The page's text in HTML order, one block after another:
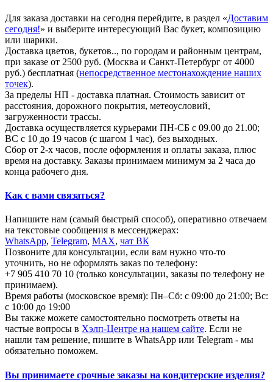
Для заказа доставки на сегодня перейдите, в раздел «Доставим
сегодня!» и выберите интересующий Вас букет, композицию
или шарики.
Доставка цветов, букетов.., по городам и районным центрам,
при заказе от 2500 руб. (Москва и Санкт-Петербург от 4000
руб.) бесплатная (непосредственное местонахождение наших
точек).
За пределы НП - доставка платная. Стоимость зависит от
расстояния, дорожного покрытия, метеоусловий,
загруженности трассы.
Доставка осуществляется курьерами ПН-СБ с 09.00 до 21.00;
ВС с 10 до 19 часов (с шагом 1 час), без выходных.
Сбор от 2-х часов, после оформления и оплаты заказа, плюс
время на доставку. Заказы принимаем минимум за 2 часа до
конца рабочего дня.
Как с вами связаться?
Напишите нам (самый быстрый способ), оперативно отвечаем
на текстовые сообщения в мессенджерах:
WhatsApp, Telegram, МАХ, чат ВК
Позвоните для консультации, если вам нужно что-то
уточнить, но не оформлять заказ по телефону:
+7 905 410 70 10 (только консультации, заказы по телефону не
принимаем).
Время работы (московское время): Пн–Сб: с 09:00 до 21:00; Вс:
с 10:00 до 19:00
Вы также можете самостоятельно посмотреть ответы на
частые вопросы в Хэлп-Центре на нашем сайте. Если не
нашли там решение, пишите в WhatsApp или Telegram - мы
обязательно поможем.
Вы принимаете срочные заказы на кондитерские изделия?